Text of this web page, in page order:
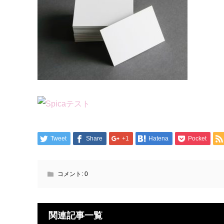
Tweet Share +1 Hatena Pocket
コメント: 0
関連記事一覧